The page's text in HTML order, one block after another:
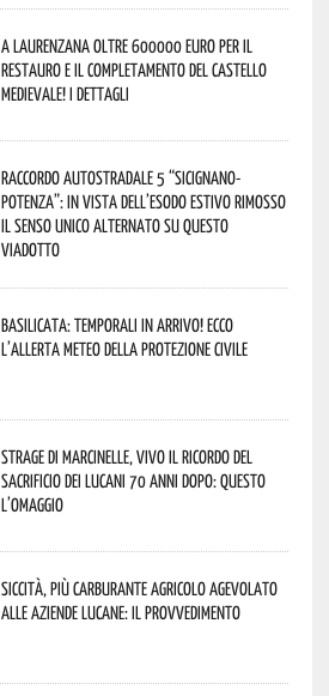
A Laurenzana oltre 600000 euro per il
restauro e il completamento del Castello
Medievale! I dettagli
Raccordo Autostradale 5 “Sicignano-
Potenza”: in vista dell’esodo estivo rimosso
il senso unico alternato su questo
viadotto
Basilicata: temporali in arrivo! Ecco
l’allerta meteo della Protezione civile
Strage di Marcinelle, vivo il ricordo del
sacrificio dei lucani 70 anni dopo: questo
l’omaggio
Siccità, più carburante agricolo agevolato
alle aziende lucane: il provvedimento